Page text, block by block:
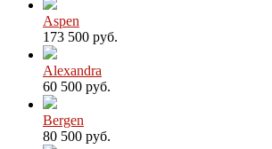
Aspen
173 500 руб.
Alexandra
60 500 руб.
Bergen
80 500 руб.